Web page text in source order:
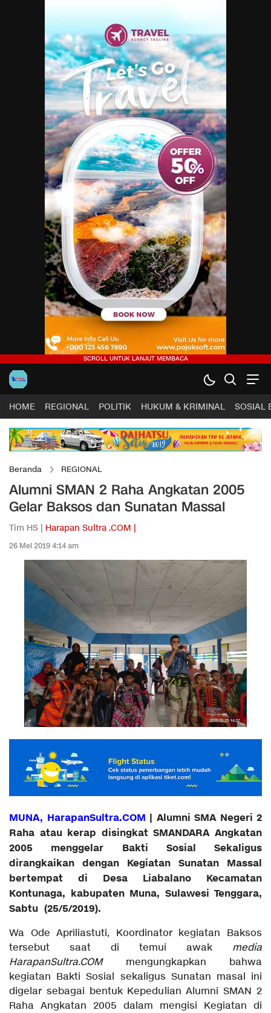
HOME REGIONAL POLITIK HUKUM & KRIMINAL SOSIAL
Beranda REGIONAL
Alumni SMAN 2 Raha Angkatan 2005
Gelar Baksos dan Sunatan Massal
Tim HS | Harapan Sultra .COM |
26 Mei 2019 4:14 am
MUNA, HarapanSultra.COM | Alumni SMA Negeri 2
Raha atau kerap disingkat SMANDARA Angkatan
2005 menggelar Bakti Sosial Sekaligus
dirangkaikan dengan Kegiatan Sunatan Massal
bertempat di Desa Liabalano Kecamatan
Kontunaga, kabupaten Muna, Sulawesi Tenggara,
Sabtu (25/5/2019).
Wa Ode Apriliastuti, Koordinator kegiatan Baksos
tersebut saat di temui awak media
HarapanSultra.COMmengungkapkan bahwa
kegiatan Bakti Sosial sekaligus Sunatan masal ini
digelar sebagai bentuk Kepedulian Alumni SMAN 2
Raha Angkatan 2005 dalam mengisi Kegiatan di